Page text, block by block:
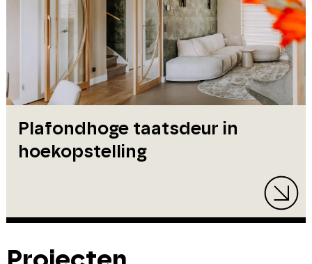
Plafondhoge taatsdeur in
hoekopstelling